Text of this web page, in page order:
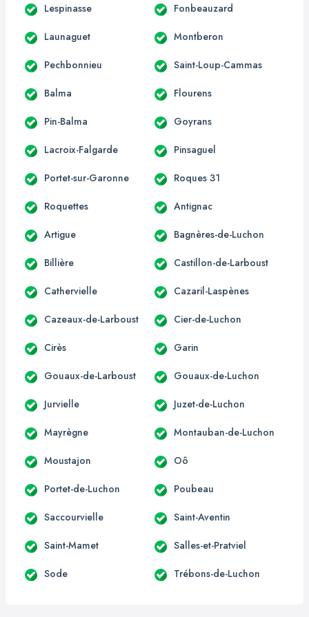
Lespinasse Fonbeauzard
Launaguet Montberon
Pechbonnieu Saint-Loup-Cammas
Balma Flourens
Pin-Balma Goyrans
Lacroix-Falgarde Pinsaguel
Portet-sur-Garonne Roques 31
Roquettes Antignac
Artigue Bagnères-de-Luchon
Billière Castillon-de-Larboust
Cathervielle Cazaril-Laspènes
Cazeaux-de-Larboust Cier-de-Luchon
Cirès Garin
Gouaux-de-Larboust Gouaux-de-Luchon
Jurvielle Juzet-de-Luchon
Mayrègne Montauban-de-Luchon
Moustajon Oô
Portet-de-Luchon Poubeau
Saccourvielle Saint-Aventin
Saint-Mamet Salles-et-Pratviel
Sode Trébons-de-Luchon